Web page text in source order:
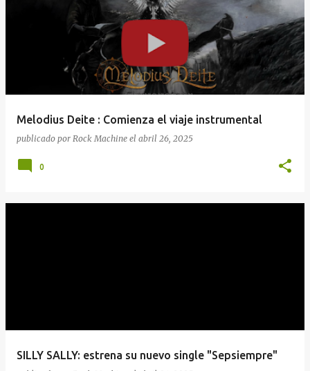
Melodius Deite : Comienza el viaje instrumental
publicado por Rock Machine el abril 26, 2025
0
SILLY SALLY: estrena su nuevo single "Sepsiempre"